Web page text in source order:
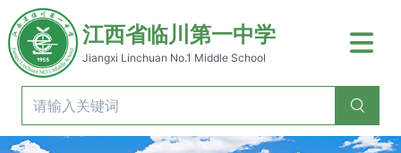
江西省临川第一中学
Jiangxi Linchuan No.1 Middle School